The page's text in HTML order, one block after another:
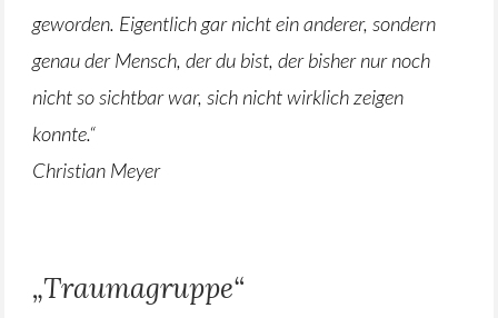
geworden. Eigentlich gar nicht ein anderer, sondern
genau der Mensch, der du bist, der bisher nur noch
nicht so sichtbar war, sich nicht wirklich zeigen
konnte.“
Christian Meyer
„Traumagruppe“